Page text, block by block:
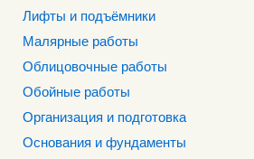
Лифты и подъёмники
Малярные работы
Облицовочные работы
Обойные работы
Организация и подготовка
Основания и фундаменты